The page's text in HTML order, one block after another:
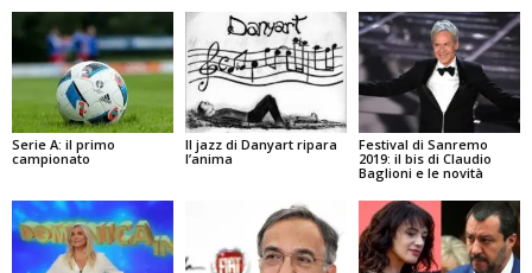
Serie A: il primo
campionato
Il jazz di Danyart ripara
l’anima
Festival di Sanremo
2019: il bis di Claudio
Baglioni e le novità